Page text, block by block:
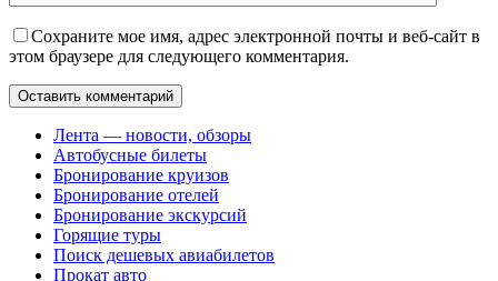
Сохраните мое имя, адрес электронной почты и веб-сайт в
этом браузере для следующего комментария.
Лента — новости, обзоры
Автобусные билеты
Бронирование круизов
Бронирование отелей
Бронирование экскурсий
Горящие туры
Поиск дешевых авиабилетов
Прокат авто